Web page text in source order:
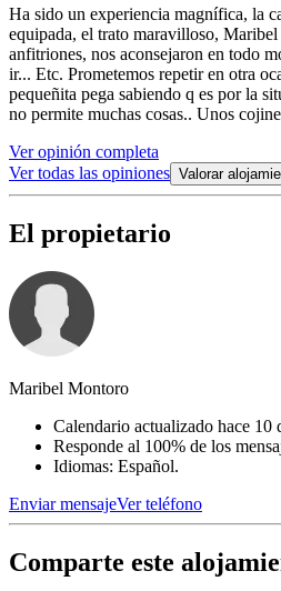
Ha sido un experiencia magnífica, la
equipada, el trato maravilloso,
anfitriones, nos aconsejaron en todo
ir... Etc. Prometemos repetir en otra
pequeñita pega sabiendo q es por la
no permite muchas cosas.. Unos
Ver opinión completa
Ver todas las opiniones Valorar
El propietario
Maribel Montoro
Calendario actualizado hace 10
Responde al 100% de los
Idiomas: Español.
Enviar mensajeVer teléfono
Comparte este